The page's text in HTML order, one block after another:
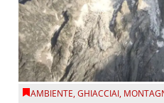
AMBIENTE,GHIACCIAI,